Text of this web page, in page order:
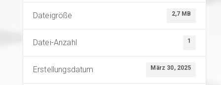
Dateigröße 2,7 MB
Datei-Anzahl 1
Erstellungsdatum März 30, 2025